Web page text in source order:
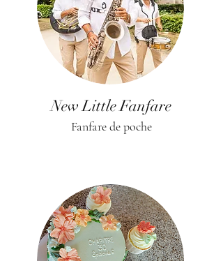
New Little Fanfare
Fanfare de poche